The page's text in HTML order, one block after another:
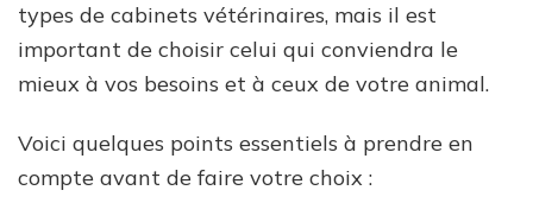
types de cabinets vétérinaires, mais il est
important de choisir celui qui conviendra le
mieux à vos besoins et à ceux de votre animal.
Voici quelques points essentiels à prendre en
compte avant de faire votre choix :